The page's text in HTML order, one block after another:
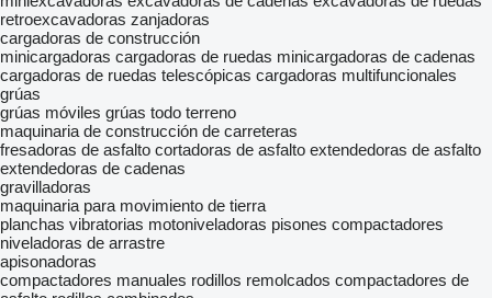
retroexcavadoras zanjadoras
cargadoras de construcción
minicargadoras cargadoras de ruedas minicargadoras de cadenas
cargadoras de ruedas telescópicas cargadoras multifuncionales
grúas
grúas móviles grúas todo terreno
maquinaria de construcción de carreteras
fresadoras de asfalto cortadoras de asfalto extendedoras de asfalto
extendedoras de cadenas
gravilladoras
maquinaria para movimiento de tierra
planchas vibratorias motoniveladoras pisones compactadores
niveladoras de arrastre
apisonadoras
compactadores manuales rodillos remolcados compactadores de